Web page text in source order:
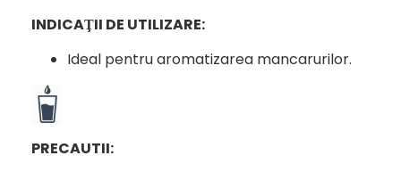
INDICAŢII DE UTILIZARE:
Ideal pentru aromatizarea mancarurilor.
PRECAUTII: